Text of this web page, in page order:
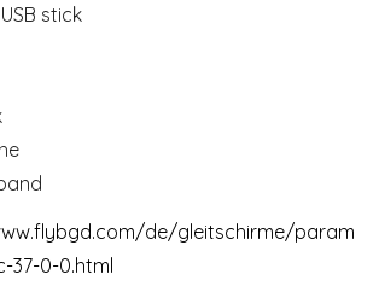
stick
de/gleitschirme/param
37-0-0.html